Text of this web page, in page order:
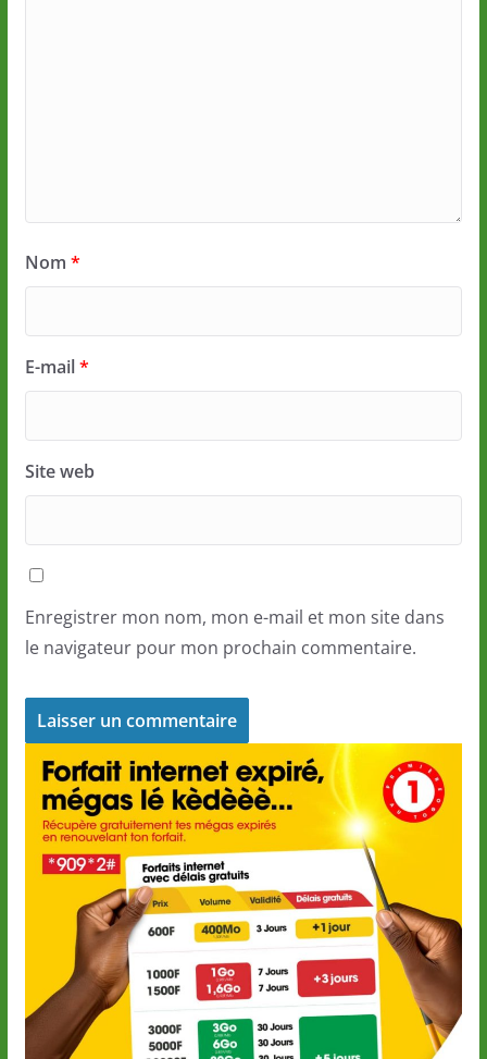
Nom *
E-mail*
Site web
Enregistrer mon nom, mon e-mail et mon site dans
le navigateur pour mon prochain commentaire.